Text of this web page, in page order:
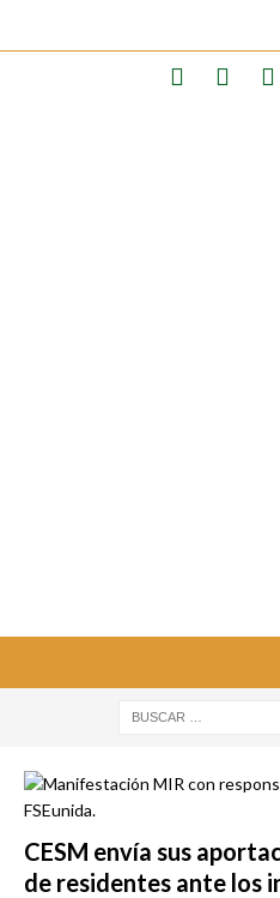
CESM envía sus
de residentes ante los